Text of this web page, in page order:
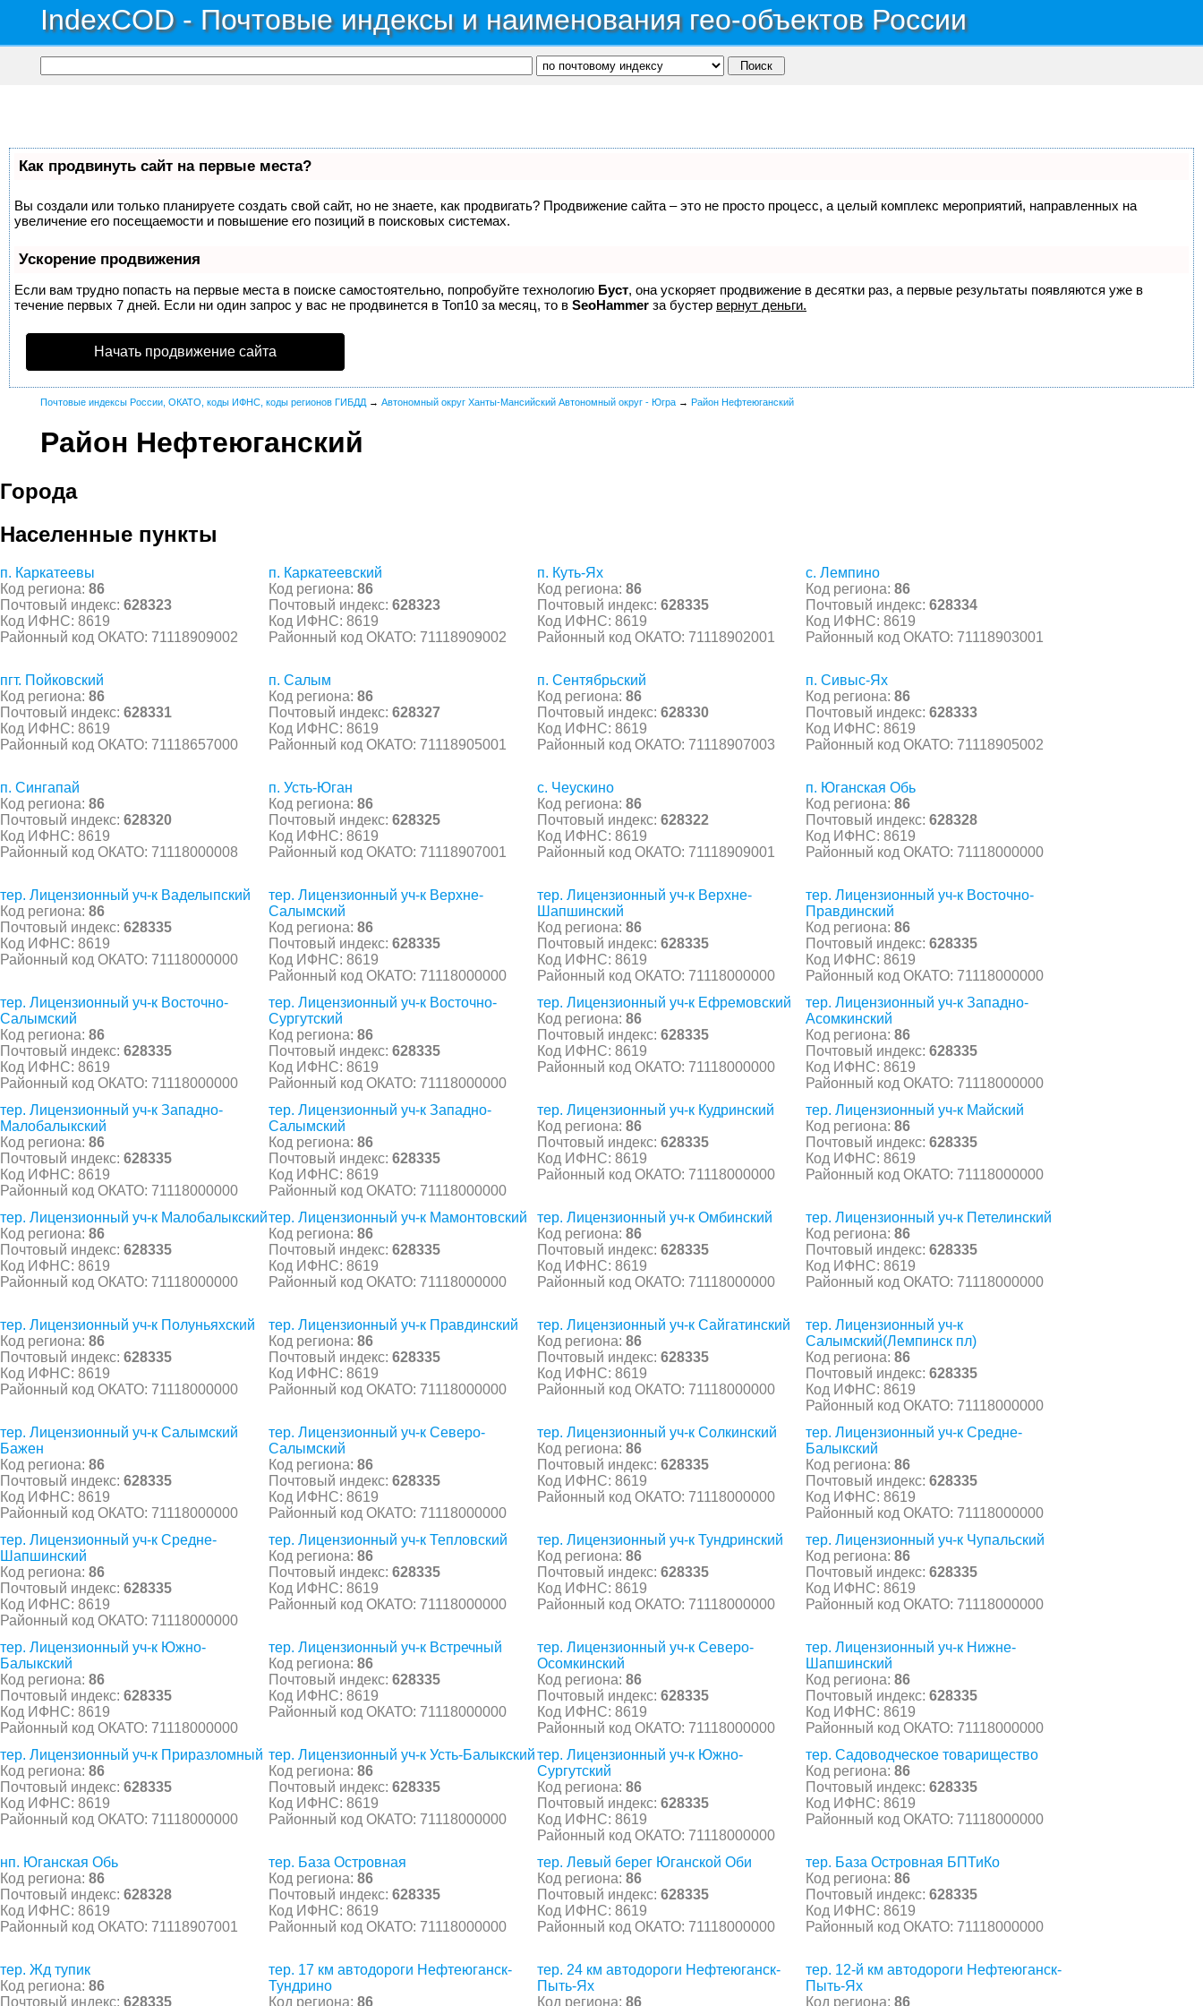
IndexCOD - Почтовые индексы и наименования гео-объектов России
Как продвинуть сайт на первые места?
Вы создали или только планируете создать свой сайт, но не знаете, как продвигать? Продвижение сайта – это не просто процесс, а целый комплекс мероприятий, направленных на
увеличение его посещаемости и повышение его позиций в поисковых системах.
Ускорение продвижения
Если вам трудно попасть на первые места в поиске самостоятельно, попробуйте технологию Буст, она ускоряет продвижение в десятки раз, а первые результаты появляются уже в
течение первых 7 дней. Если ни один запрос у вас не продвинется в Топ10 за месяц, то в SeoHammer за бустер вернут деньги.
Начать продвижение сайта
Почтовые индексы России, ОКАТО, коды ИФНС, коды регионов ГИБДД → Автономный округ Ханты-Мансийский Автономный округ - Югра → Район Нефтеюганский
Район Нефтеюганский
Города
Населенные пункты
п. Каркатеевы
Код региона: 86
Почтовый индекс: 628323
Код ИФНС: 8619
Районный код ОКАТО: 71118909002
п. Каркатеевский
Код региона: 86
Почтовый индекс: 628323
Код ИФНС: 8619
Районный код ОКАТО: 71118909002
п. Куть-Ях
Код региона: 86
Почтовый индекс: 628335
Код ИФНС: 8619
Районный код ОКАТО: 71118902001
с. Лемпино
Код региона: 86
Почтовый индекс: 628334
Код ИФНС: 8619
Районный код ОКАТО: 71118903001
пгт. Пойковский
Код региона: 86
Почтовый индекс: 628331
Код ИФНС: 8619
Районный код ОКАТО: 71118657000
п. Салым
Код региона: 86
Почтовый индекс: 628327
Код ИФНС: 8619
Районный код ОКАТО: 71118905001
п. Сентябрьский
Код региона: 86
Почтовый индекс: 628330
Код ИФНС: 8619
Районный код ОКАТО: 71118907003
п. Сивыс-Ях
Код региона: 86
Почтовый индекс: 628333
Код ИФНС: 8619
Районный код ОКАТО: 71118905002
п. Сингапай
Код региона: 86
Почтовый индекс: 628320
Код ИФНС: 8619
Районный код ОКАТО: 71118000008
п. Усть-Юган
Код региона: 86
Почтовый индекс: 628325
Код ИФНС: 8619
Районный код ОКАТО: 71118907001
с. Чеускино
Код региона: 86
Почтовый индекс: 628322
Код ИФНС: 8619
Районный код ОКАТО: 71118909001
п. Юганская Обь
Код региона: 86
Почтовый индекс: 628328
Код ИФНС: 8619
Районный код ОКАТО: 71118000000
тер. Лицензионный уч-к Ваделыпский
Код региона: 86
Почтовый индекс: 628335
Код ИФНС: 8619
Районный код ОКАТО: 71118000000
тер. Лицензионный уч-к Верхне-
Салымский
Код региона: 86
Почтовый индекс: 628335
Код ИФНС: 8619
Районный код ОКАТО: 71118000000
тер. Лицензионный уч-к Верхне-
Шапшинский
Код региона: 86
Почтовый индекс: 628335
Код ИФНС: 8619
Районный код ОКАТО: 71118000000
тер. Лицензионный уч-к Восточно-
Правдинский
Код региона: 86
Почтовый индекс: 628335
Код ИФНС: 8619
Районный код ОКАТО: 71118000000
тер. Лицензионный уч-к Восточно-
Салымский
Код региона: 86
Почтовый индекс: 628335
Код ИФНС: 8619
Районный код ОКАТО: 71118000000
тер. Лицензионный уч-к Восточно-
Сургутский
Код региона: 86
Почтовый индекс: 628335
Код ИФНС: 8619
Районный код ОКАТО: 71118000000
тер. Лицензионный уч-к Ефремовский
Код региона: 86
Почтовый индекс: 628335
Код ИФНС: 8619
Районный код ОКАТО: 71118000000
тер. Лицензионный уч-к Западно-
Асомкинский
Код региона: 86
Почтовый индекс: 628335
Код ИФНС: 8619
Районный код ОКАТО: 71118000000
тер. Лицензионный уч-к Западно-
Малобалыкский
Код региона: 86
Почтовый индекс: 628335
Код ИФНС: 8619
Районный код ОКАТО: 71118000000
тер. Лицензионный уч-к Западно-
Салымский
Код региона: 86
Почтовый индекс: 628335
Код ИФНС: 8619
Районный код ОКАТО: 71118000000
тер. Лицензионный уч-к Кудринский
Код региона: 86
Почтовый индекс: 628335
Код ИФНС: 8619
Районный код ОКАТО: 71118000000
тер. Лицензионный уч-к Майский
Код региона: 86
Почтовый индекс: 628335
Код ИФНС: 8619
Районный код ОКАТО: 71118000000
тер. Лицензионный уч-к Малобалыкский
Код региона: 86
Почтовый индекс: 628335
Код ИФНС: 8619
Районный код ОКАТО: 71118000000
тер. Лицензионный уч-к Мамонтовский
Код региона: 86
Почтовый индекс: 628335
Код ИФНС: 8619
Районный код ОКАТО: 71118000000
тер. Лицензионный уч-к Омбинский
Код региона: 86
Почтовый индекс: 628335
Код ИФНС: 8619
Районный код ОКАТО: 71118000000
тер. Лицензионный уч-к Петелинский
Код региона: 86
Почтовый индекс: 628335
Код ИФНС: 8619
Районный код ОКАТО: 71118000000
тер. Лицензионный уч-к Полуньяхский
Код региона: 86
Почтовый индекс: 628335
Код ИФНС: 8619
Районный код ОКАТО: 71118000000
тер. Лицензионный уч-к Правдинский
Код региона: 86
Почтовый индекс: 628335
Код ИФНС: 8619
Районный код ОКАТО: 71118000000
тер. Лицензионный уч-к Сайгатинский
Код региона: 86
Почтовый индекс: 628335
Код ИФНС: 8619
Районный код ОКАТО: 71118000000
тер. Лицензионный уч-к
Салымский(Лемпинск пл)
Код региона: 86
Почтовый индекс: 628335
Код ИФНС: 8619
Районный код ОКАТО: 71118000000
тер. Лицензионный уч-к Салымский
Бажен
Код региона: 86
Почтовый индекс: 628335
Код ИФНС: 8619
Районный код ОКАТО: 71118000000
тер. Лицензионный уч-к Северо-
Салымский
Код региона: 86
Почтовый индекс: 628335
Код ИФНС: 8619
Районный код ОКАТО: 71118000000
тер. Лицензионный уч-к Солкинский
Код региона: 86
Почтовый индекс: 628335
Код ИФНС: 8619
Районный код ОКАТО: 71118000000
тер. Лицензионный уч-к Средне-
Балыкский
Код региона: 86
Почтовый индекс: 628335
Код ИФНС: 8619
Районный код ОКАТО: 71118000000
тер. Лицензионный уч-к Средне-
Шапшинский
Код региона: 86
Почтовый индекс: 628335
Код ИФНС: 8619
Районный код ОКАТО: 71118000000
тер. Лицензионный уч-к Тепловский
Код региона: 86
Почтовый индекс: 628335
Код ИФНС: 8619
Районный код ОКАТО: 71118000000
тер. Лицензионный уч-к Тундринский
Код региона: 86
Почтовый индекс: 628335
Код ИФНС: 8619
Районный код ОКАТО: 71118000000
тер. Лицензионный уч-к Чупальский
Код региона: 86
Почтовый индекс: 628335
Код ИФНС: 8619
Районный код ОКАТО: 71118000000
тер. Лицензионный уч-к Южно-
Балыкский
Код региона: 86
Почтовый индекс: 628335
Код ИФНС: 8619
Районный код ОКАТО: 71118000000
тер. Лицензионный уч-к Встречный
Код региона: 86
Почтовый индекс: 628335
Код ИФНС: 8619
Районный код ОКАТО: 71118000000
тер. Лицензионный уч-к Северо-
Осомкинский
Код региона: 86
Почтовый индекс: 628335
Код ИФНС: 8619
Районный код ОКАТО: 71118000000
тер. Лицензионный уч-к Нижне-
Шапшинский
Код региона: 86
Почтовый индекс: 628335
Код ИФНС: 8619
Районный код ОКАТО: 71118000000
тер. Лицензионный уч-к Приразломный
Код региона: 86
Почтовый индекс: 628335
Код ИФНС: 8619
Районный код ОКАТО: 71118000000
тер. Лицензионный уч-к Усть-Балыкский
Код региона: 86
Почтовый индекс: 628335
Код ИФНС: 8619
Районный код ОКАТО: 71118000000
тер. Лицензионный уч-к Южно-
Сургутский
Код региона: 86
Почтовый индекс: 628335
Код ИФНС: 8619
Районный код ОКАТО: 71118000000
тер. Садоводческое товарищество
Код региона: 86
Почтовый индекс: 628335
Код ИФНС: 8619
Районный код ОКАТО: 71118000000
нп. Юганская Обь
Код региона: 86
Почтовый индекс: 628328
Код ИФНС: 8619
Районный код ОКАТО: 71118907001
тер. База Островная
Код региона: 86
Почтовый индекс: 628335
Код ИФНС: 8619
Районный код ОКАТО: 71118000000
тер. Левый берег Юганской Оби
Код региона: 86
Почтовый индекс: 628335
Код ИФНС: 8619
Районный код ОКАТО: 71118000000
тер. База Островная БПТиКо
Код региона: 86
Почтовый индекс: 628335
Код ИФНС: 8619
Районный код ОКАТО: 71118000000
тер. Жд тупик
Код региона: 86
Почтовый индекс: 628335
тер. 17 км автодороги Нефтеюганск-
Тундрино
Код региона: 86
тер. 24 км автодороги Нефтеюганск-
Пыть-Ях
Код региона: 86
тер. 12-й км автодороги Нефтеюганск-
Пыть-Ях
Код региона: 86